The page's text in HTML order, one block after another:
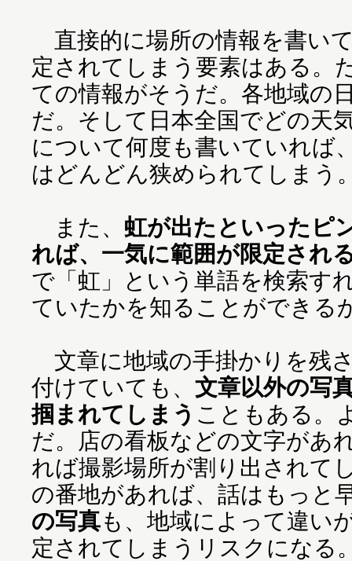
直接的に場所の情報を書い
定されてしまう要素はある。
ての情報がそうだ。各地域の
だ。そして日本全国でどの天
について何度も書いていれば
はどんどん狭められてしまう
また、 虹が出たといったピ
れば、一気に範囲が限定され
で「虹」という単語を検索す
ていたかを知ることができる
文章に地域の手掛かりを残
付けていても、 文章以外の写
掴まれてしまう こともある。
だ。店の看板などの文字があ
れば撮影場所が割り出されて
の番地があれば、話はもっと
の写真も、地域によって違い
定されてしまうリスクになる